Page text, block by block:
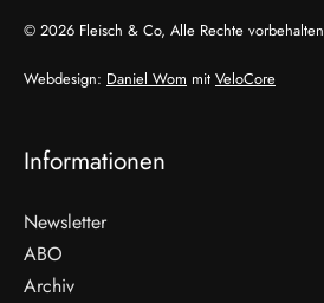
© 2026 Fleisch & Co, Alle Rechte vorbehalten
Webdesign: Daniel Wom mit VeloCore
Informationen
Newsletter
ABO
Archiv